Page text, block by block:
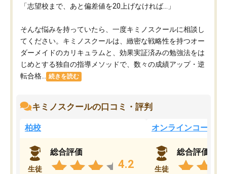
「志望校まで、あと偏差値を20上げなければ…」
そんな悩みを持っていたら、一度キミノスクールに相談し
てください。キミノスクールは、緻密な戦略性を持つオー
ダーメイドのカリキュラムと、効果実証済みの勉強法をは
じめとする独自の指導メソッドで、数々の成績アップ・逆
転合格...
続きを読む
キミノスクールの口コミ・評判
柏校
生徒
総合評価
4.2
オンラインコース
生徒
総合評価